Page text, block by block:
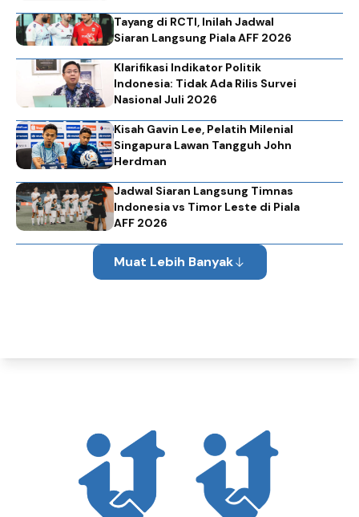
Tayang di RCTI, Inilah Jadwal
Siaran Langsung Piala AFF 2026
Klarifikasi Indikator Politik
Indonesia: Tidak Ada Rilis Survei
Nasional Juli 2026
Kisah Gavin Lee, Pelatih Milenial
Singapura Lawan Tangguh John
Herdman
Jadwal Siaran Langsung Timnas
Indonesia vs Timor Leste di Piala
AFF 2026
Muat Lebih Banyak